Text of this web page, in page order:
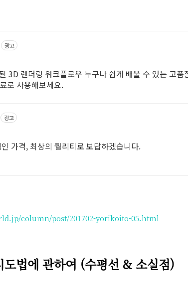
광고
3D 렌더링 워크플로우 누구나 쉽게 배울 수 있는 고품
로 사용해보세요.
광고
가격, 최상의 퀄리티로 보답하겠습니다.
column/post/201702-yorikoito-05.html
도법에 관하여 (수평선 & 소실점)